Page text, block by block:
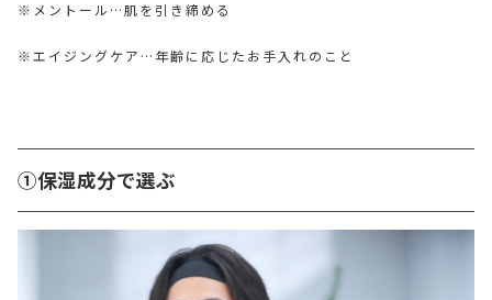
※メントール…肌を引き締める
※エイジングケア…年齢に応じたお手入れのこと
①保湿成分で選ぶ